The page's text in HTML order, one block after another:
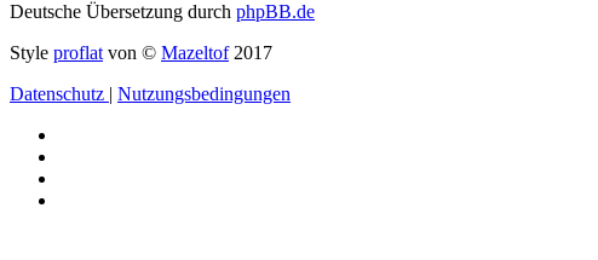
Deutsche Übersetzung durch phpBB.de
Style proflat von © Mazeltof2017
Datenschutz | Nutzungsbedingungen